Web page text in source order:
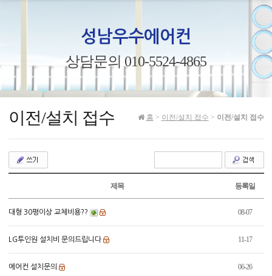
성남우수에어컨
상담문의 010-5524-4865
이전/설치 접수 홈 > 이전/설치 접수 > 이전/설치 접수
제목 등록일
대형 30평이상 교체비용?? 08-07
LG투인원 설치비 문의드립니다 11-17
에어컨 설치문의 06-26